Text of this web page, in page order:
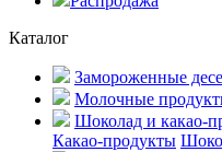
Каталог
Замороженные
Молочные
Шоколад и какао-
Какао-продукты